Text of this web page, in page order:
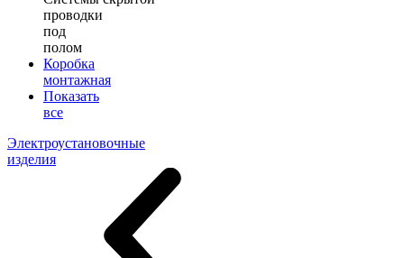
проводки
под
полом
Коробка
монтажная
Показать
все
Электроустановочные
изделия